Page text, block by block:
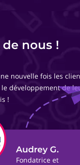
nous !
nouvelle fois les
développement de
!
Audrey G.
Fondatrice et